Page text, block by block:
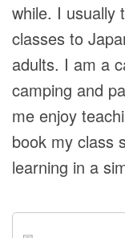
while. I usually
classes to
adults. I am a
camping and
me enjoy
book my class
learning in a